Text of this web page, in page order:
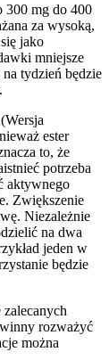
300 mg do 400
za wysoką,
jako
mniejsze
tydzień będzie
ester
to, że
potrzeba
aktywnego
Zwiększenie
Niezależnie
na dwa
jeden w
będzie
rozważyć
można